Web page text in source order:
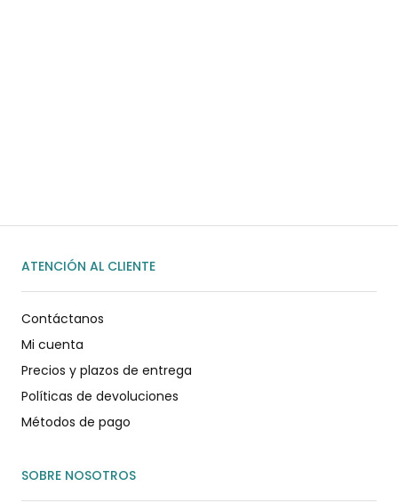
ATENCIÓN AL CLIENTE
Contáctanos
Mi cuenta
Precios y plazos de entrega
Políticas de devoluciones
Métodos de pago
SOBRE NOSOTROS